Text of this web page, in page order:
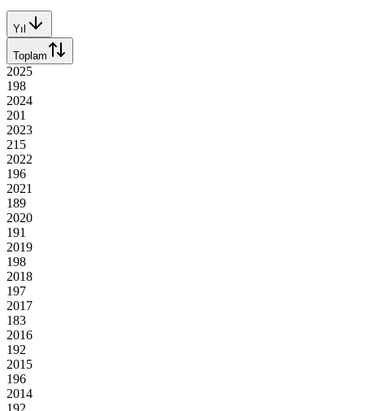
Yıl
Toplam
2025
198
2024
201
2023
215
2022
196
2021
189
2020
191
2019
198
2018
197
2017
183
2016
192
2015
196
2014